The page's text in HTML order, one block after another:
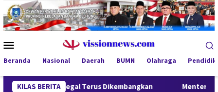
Loncat
ke
konten
Mobile
Beranda Nasional Daerah BUMN Olahraga
KILAS BERITA
Ilegal Terus Dikembangkan Menteri Wihaji Kunjungi